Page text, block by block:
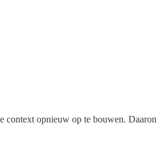
context opnieuw op te bouwen.